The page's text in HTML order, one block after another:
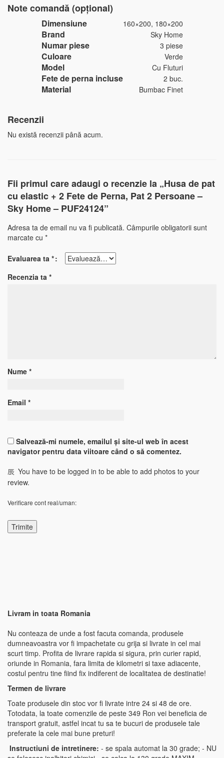
Note comandă (opțional)
Dimensiune 160×200, 180×200
Brand Sky Home
Numar piese 3 piese
Culoare Verde
Model Cu Fluturi
Fete de perna incluse 2 buc.
Material Bumbac Finet
Recenzii
Nu există recenzii până acum.
Fii primul care adaugi o recenzie la „Husa de pat
cu elastic + 2 Fete de Perna, Pat 2 Persoane –
Sky Home – PUF24124”
Adresa ta de email nu va fi publicată. Câmpurile obligatorii sunt
marcate cu *
Evaluarea ta *
Recenzia ta *
Nume *
Email *
Salvează-mi numele, emailul și site-ul web în acest
navigator pentru data viitoare când o să comentez.
You have to be logged in to be able to add photos to your
review.
Verificare cont real/uman:
Livram in toata Romania
Nu conteaza de unde a fost facuta comanda, produsele
dumneavoastra vor fi impachetate cu grija si livrate in cel mai
scurt timp. Profita de livrare rapida si sigura, prin curier rapid,
oriunde in Romania, fara limita de kilometri si taxe adiacente,
costul pentru tine fiind fix indiferent de localitatea de destinatie!
Termen de livrare
Toate produsele din stoc vor fi livrate intre 24 si 48 de ore.
Totodata, la toate comenzile de peste 349 Ron vei beneficia de
transport gratuit, astfel incat tu sa te bucuri de produsele tale
preferate la cele mai bune preturi!
Instructiuni de intretinere: - se spala automat la 30 grade; - NU